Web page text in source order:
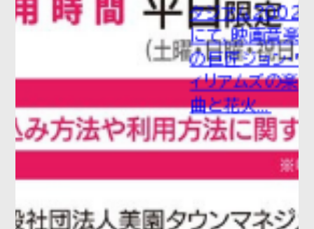
タジアム2002
にて、映画音楽
の巨匠ジョン・ウ
ィリアムズの楽
曲と花火...